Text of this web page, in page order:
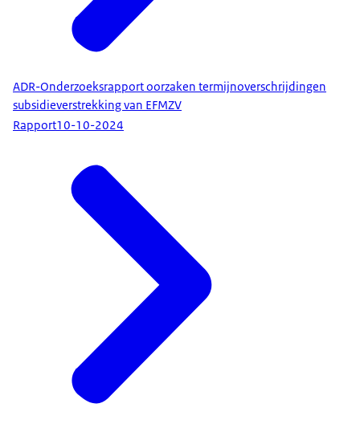
ADR-Onderzoeksrapport oorzaken termijnoverschrijdingen
subsidieverstrekking van EFMZV
Rapport10-10-2024